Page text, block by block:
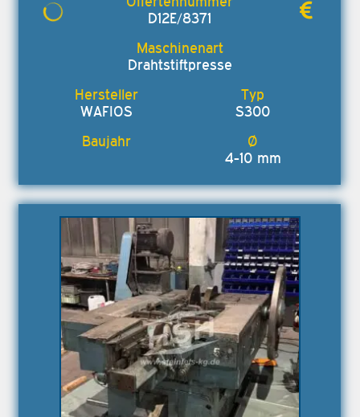
D12E/8371
Drahtstiftpresse
WAFIOS S300
4-10 mm